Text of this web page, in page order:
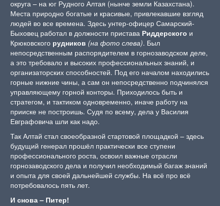
округа – на юг Рудного Алтая (нынче земли Казахстана).
Места природно богатые и красивые, привлекавшие взгляд
людей во все времена. Здесь унтер-офицер Самарский-
Быховец работал в должности пристава Риддерского и
Крюковского рудников (на фото слева). Был
непосредственным распорядителем в горнозаводском деле,
а это требовало и высоких профессиональных знаний, и
организаторских способностей. Под его началом находились
горные нижние чины, а сам он непосредственно подчинялся
управляющему горной конторы. Приходилось быть и
стратегом, и тактиком одновременно, иначе работу на
прииске не построишь. Судя по всему, дела у Василия
Евграфовича шли как надо.
Так Алтай стал своеобразной стартовой площадкой – здесь
будущий генерал прошёл практически все ступени
профессионального роста, освоил важные отрасли
горнозаводского дела и получил необходимый багаж знаний
и опыта для своей дальнейшей службы. На всё про всё
потребовалось пять лет.
И снова – Питер!